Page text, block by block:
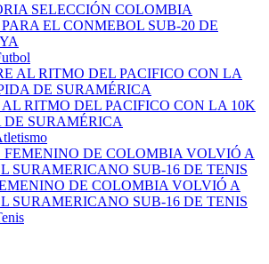
SELECCIÓN COLOMBIA
EL CONMEBOL SUB-20 DE
RITMO DEL PACIFICO CON LA 10K
SURAMÉRICA
DE COLOMBIA VOLVIÓ A
SURAMERICANO SUB-16 DE TENIS